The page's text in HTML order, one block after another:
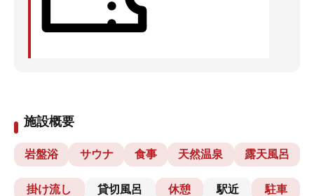
施設概要
岩盤浴 サウナ 食事 天然温泉 露天風呂
掛け流し 貸切風呂 休憩 駅近 駐車